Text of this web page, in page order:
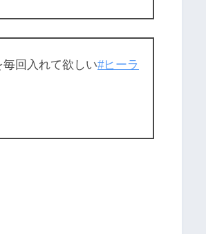
回入れて欲しい#ヒーラ